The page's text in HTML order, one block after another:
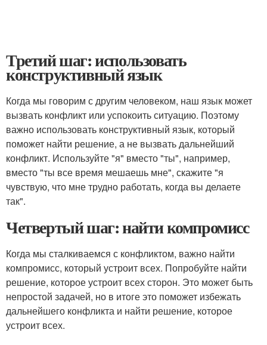
Третий шаг: использовать
конструктивный язык
Когда мы говорим с другим человеком, наш язык может
вызвать конфликт или успокоить ситуацию. Поэтому
важно использовать конструктивный язык, который
поможет найти решение, а не вызвать дальнейший
конфликт. Используйте "я" вместо "ты", например,
вместо "ты все время мешаешь мне", скажите "я
чувствую, что мне трудно работать, когда вы делаете
так".
Четвертый шаг: найти компромисс
Когда мы сталкиваемся с конфликтом, важно найти
компромисс, который устроит всех. Попробуйте найти
решение, которое устроит всех сторон. Это может быть
непростой задачей, но в итоге это поможет избежать
дальнейшего конфликта и найти решение, которое
устроит всех.